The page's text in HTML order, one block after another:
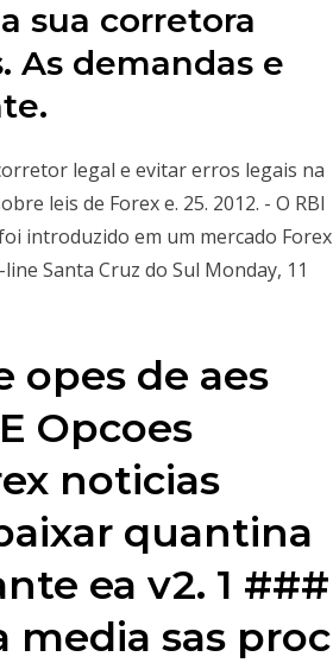
sua corretora
As demandas e
legal e evitar erros legais na
leis de Forex e. 25. 2012. - O RBI
introduzido em um mercado Forex
Santa Cruz do Sul Monday, 11
opes de aes
Opcoes
noticias
quantina
ea v2. 1 ###
media sas proc